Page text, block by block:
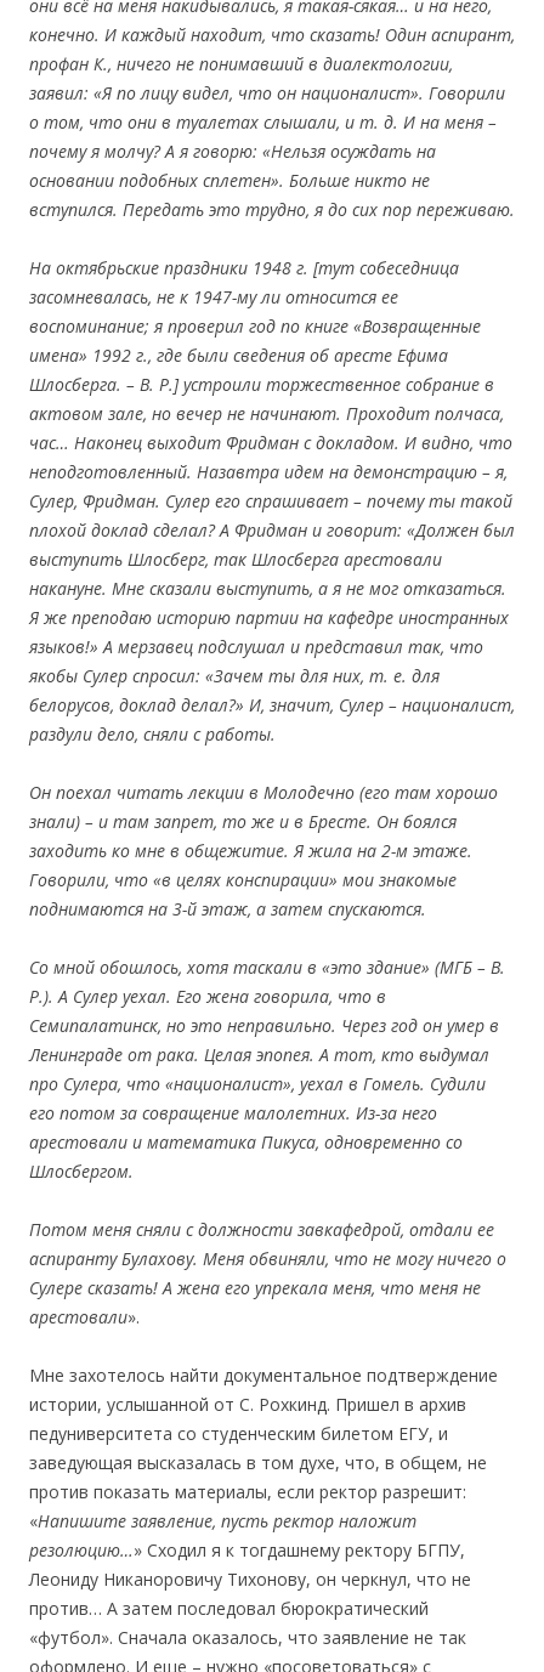
они всё на меня накидывались, я такая-сякая… и на него,
конечно. И каждый находит, что сказать! Один аспирант,
профан К., ничего не понимавший в диалектологии,
заявил: «Я по лицу видел, что он националист». Говорили
о том, что они в туалетах слышали, и т. д. И на меня –
почему я молчу? А я говорю: «Нельзя осуждать на
основании подобных сплетен». Больше никто не
вступился. Передать это трудно, я до сих пор переживаю.
На октябрьские праздники 1948 г. [тут собеседница
засомневалась, не к 1947-му ли относится ее
воспоминание; я проверил год по книге «Возвращенные
имена» 1992 г., где были сведения об аресте Ефима
Шлосберга. – В. Р.] устроили торжественное собрание в
актовом зале, но вечер не начинают. Проходит полчаса,
час… Наконец выходит Фридман с докладом. И видно, что
неподготовленный. Назавтра идем на демонстрацию – я,
Сулер, Фридман. Сулер его спрашивает – почему ты такой
плохой доклад сделал? А Фридман и говорит: «Должен был
выступить Шлосберг, так Шлосберга арестовали
накануне. Мне сказали выступить, а я не мог отказаться.
Я же преподаю историю партии на кафедре иностранных
языков!» А мерзавец подслушал и представил так, что
якобы Сулер спросил: «Зачем ты для них, т. е. для
белорусов, доклад делал?» И, значит, Сулер – националист,
раздули дело, сняли с работы.
Он поехал читать лекции в Молодечно (его там хорошо
знали) – и там запрет, то же и в Бресте. Он боялся
заходить ко мне в общежитие. Я жила на 2-м этаже.
Говорили, что «в целях конспирации» мои знакомые
поднимаются на 3-й этаж, а затем спускаются.
Со мной обошлось, хотя таскали в «это здание» (МГБ – В.
Р.). А Сулер уехал. Его жена говорила, что в
Семипалатинск, но это неправильно. Через год он умер в
Ленинграде от рака. Целая эпопея. А тот, кто выдумал
про Сулера, что «националист», уехал в Гомель. Судили
его потом за совращение малолетних. Из-за него
арестовали и математика Пикуса, одновременно со
Шлосбергом.
Потом меня сняли с должности завкафедрой, отдали ее
аспиранту Булахову. Меня обвиняли, что не могу ничего о
Сулере сказать! А жена его упрекала меня, что меня не
арестовали».
Мне захотелось найти документальное подтверждение
истории, услышанной от С. Рохкинд. Пришел в архив
педуниверситета со студенческим билетом ЕГУ, и
заведующая высказалась в том духе, что, в общем, не
против показать материалы, если ректор разрешит:
«Напишите заявление, пусть ректор наложит
резолюцию…» Сходил я к тогдашнему ректору БГПУ,
Леониду Никаноровичу Тихонову, он черкнул, что не
против… А затем последовал бюрократический
«футбол». Сначала оказалось, что заявление не так
оформлено. И еще – нужно «посоветоваться» с